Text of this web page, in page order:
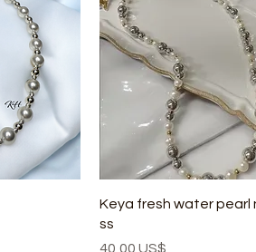
Keya fresh water pearl
ss
Precio
40,00 US$